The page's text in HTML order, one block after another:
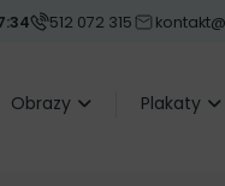
512 072 315
Obrazy Plakaty